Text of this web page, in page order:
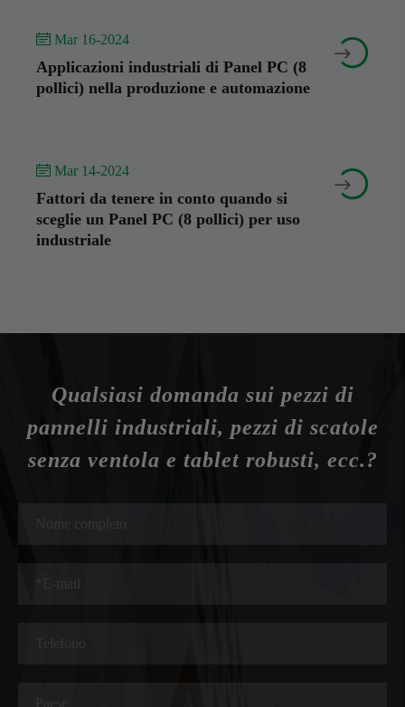
 Mar 16-2024
Applicazioni industriali di Panel PC (8
pollici) nella produzione e automazione


 Mar 14-2024
Fattori da tenere in conto quando si
sceglie un Panel PC (8 pollici) per uso
industriale


Qualsiasi domanda sui pezzi di
pannelli industriali, pezzi di scatole
senza ventola e tablet robusti, ecc.?